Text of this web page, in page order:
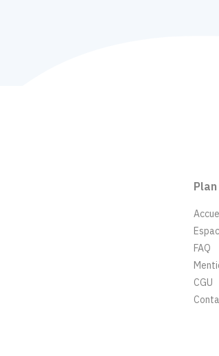
FAQ
CGU